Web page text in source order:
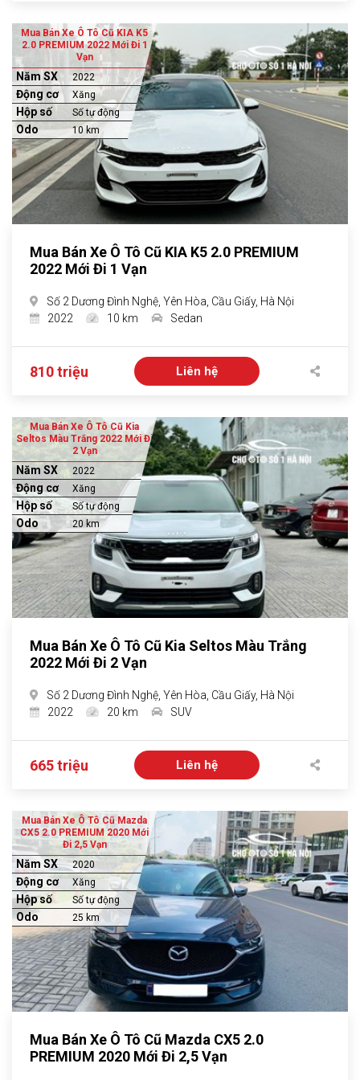
Mua Bán Xe Ô Tô Cũ KIA K5
2.0 PREMIUM 2022 Mới Đi 1
Vạn
Năm SX 2022
Động cơ Xăng
Hộp số Số tự động
Odo 10 km
Mua Bán Xe Ô Tô Cũ KIA K5 2.0 PREMIUM
2022 Mới Đi 1 Vạn
Số 2 Dương Đình Nghệ, Yên Hòa, Cầu Giấy, Hà Nội
2022
10 km Sedan
810 triệu Liên hệ
Mua Bán Xe Ô Tô Cũ Kia
Seltos Màu Trắng 2022 Mới Đi
2 Vạn
Năm SX 2022
Động cơ Xăng
Hộp số Số tự động
Odo 20 km
Mua Bán Xe Ô Tô Cũ Kia Seltos Màu Trắng
2022 Mới Đi 2 Vạn
Số 2 Dương Đình Nghệ, Yên Hòa, Cầu Giấy, Hà Nội
2022
20 km SUV
665 triệu Liên hệ
Mua Bán Xe Ô Tô Cũ Mazda
CX5 2.0 PREMIUM 2020 Mới
Đi 2,5 Vạn
Năm SX 2020
Động cơ Xăng
Hộp số Số tự động
Odo 25 km
Mua Bán Xe Ô Tô Cũ Mazda CX5 2.0
PREMIUM 2020 Mới Đi 2,5 Vạn